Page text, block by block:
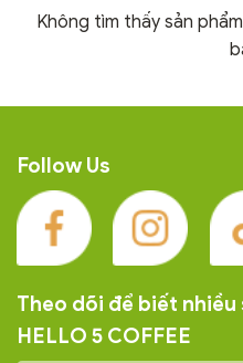
Không tìm thấy sản
Follow Us
Theo dõi để biết
HELLO 5 COFFEE